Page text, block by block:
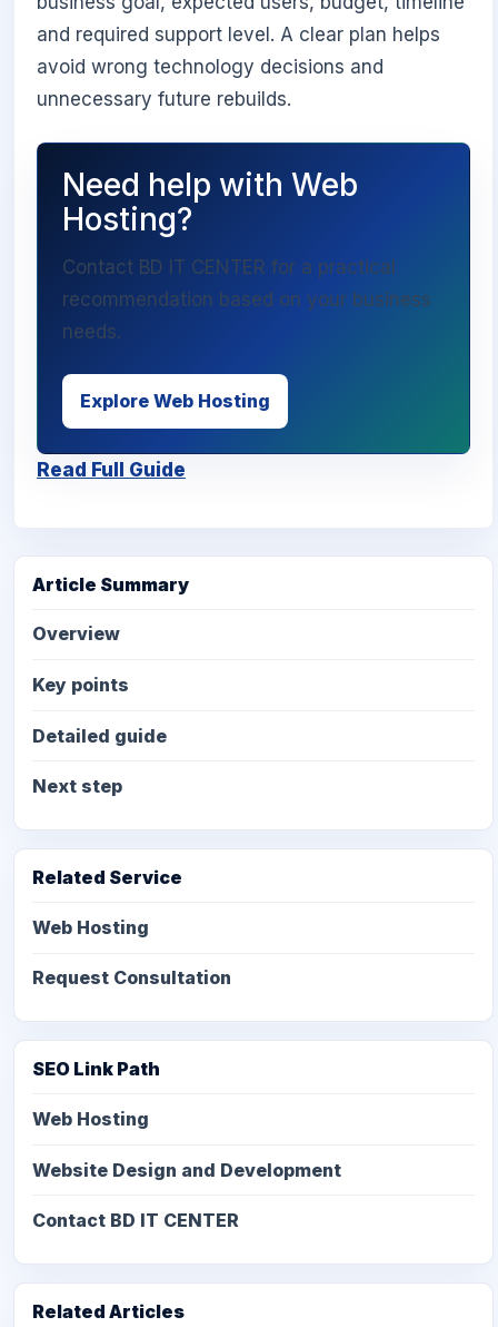
and required support level. A clear plan helps
avoid wrong technology decisions and
unnecessary future rebuilds.
Need help with Web
Hosting?
Contact BD IT CENTER for a practical
recommendation based on your business
needs.
Explore Web Hosting
Read Full Guide
Article Summary
Overview
Key points
Detailed guide
Next step
Related Service
Web Hosting
Request Consultation
SEO Link Path
Web Hosting
Website Design and Development
Contact BD IT CENTER
Related Articles